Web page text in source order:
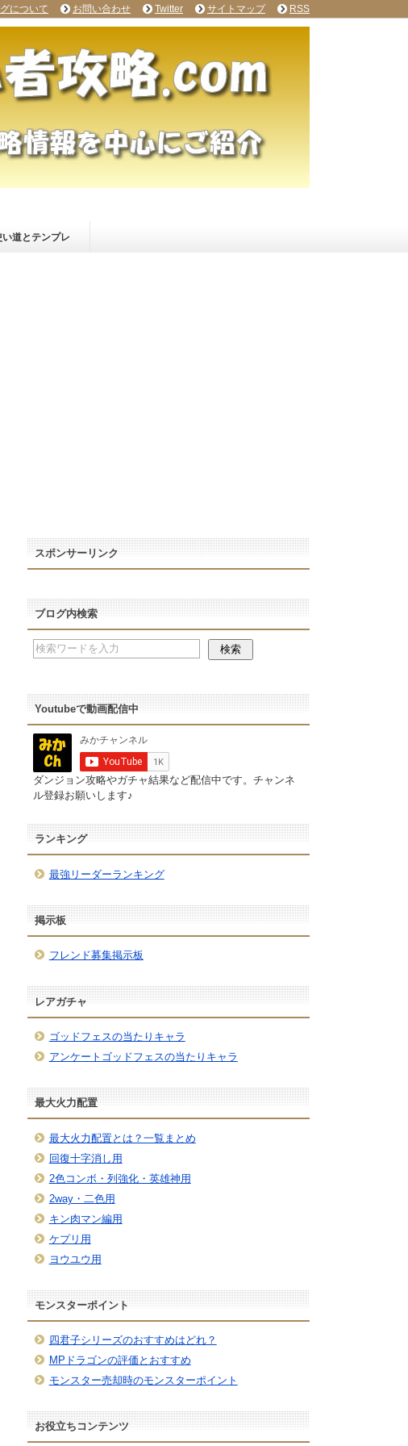
い道とテンプレ
スポンサーリンク
ブログ内検索
Youtubeで動画配信中
ダンジョン攻略やガチャ結果など配信中です。チャンネ
ル登録お願いします♪
ランキング
最強リーダーランキング
掲示板
フレンド募集掲示板
レアガチャ
ゴッドフェスの当たりキャラ
アンケートゴッドフェスの当たりキャラ
最大火力配置
最大火力配置とは？一覧まとめ
回復十字消し用
2色コンボ・列強化・英雄神用
2way・二色用
キン肉マン編用
ケプリ用
ヨウユウ用
モンスターポイント
四君子シリーズのおすすめはどれ？
MPドラゴンの評価とおすすめ
モンスター売却時のモンスターポイント
お役立ちコンテンツ
について お問い合わせ Twitter サイトマップ RSS